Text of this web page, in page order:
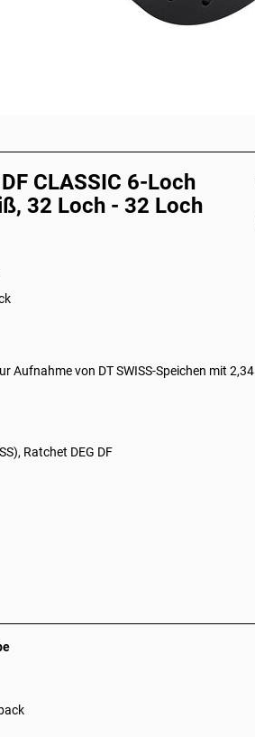
CLASSIC 6-Loch
32 Loch - 32 Loch
Aufnahme von DT SWISS-Speichen mit 2,34
Ratchet DEG DF